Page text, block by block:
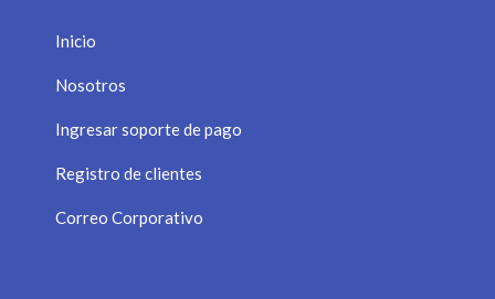
Inicio
Nosotros
Ingresar soporte de pago
Registro de clientes
Correo Corporativo